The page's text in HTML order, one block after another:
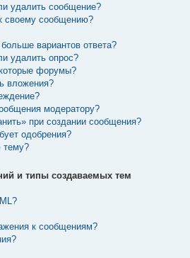
удалить сообщение?
своему сообщению?
вариантов ответа?
удалить опрос?
форумы?
вложения?
модератору?
при создании сообщения?
одобрения?
тему?
и типы создаваемых тем
к сообщениям?